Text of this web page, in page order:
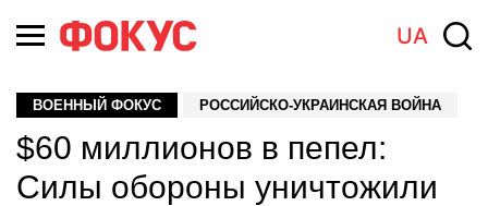
UA
ВОЕННЫЙ ФОКУС РОССИЙСКО-УКРАИНСКАЯ ВОЙНА
$60 миллионов в пепел:
Силы обороны уничтожили